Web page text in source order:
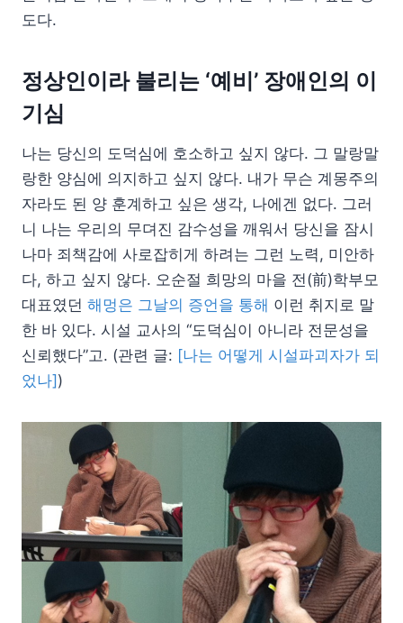
도다.
정상인이라 불리는 ‘예비’ 장애인의 이
기심
나는 당신의 도덕심에 호소하고 싶지 않다. 그 말랑말
랑한 양심에 의지하고 싶지 않다. 내가 무슨 계몽주의
자라도 된 양 훈계하고 싶은 생각, 나에겐 없다. 그러
니 나는 우리의 무뎌진 감수성을 깨워서 당신을 잠시
나마 죄책감에 사로잡히게 하려는 그런 노력, 미안하
다, 하고 싶지 않다. 오순절 희망의 마을 전(前)학부모
대표였던 해멍은 그날의 증언을 통해 이런 취지로 말
한 바 있다. 시설 교사의 “도덕심이 아니라 전문성을
신뢰했다”고. (관련 글: [나는 어떻게 시설파괴자가 되
었나] )